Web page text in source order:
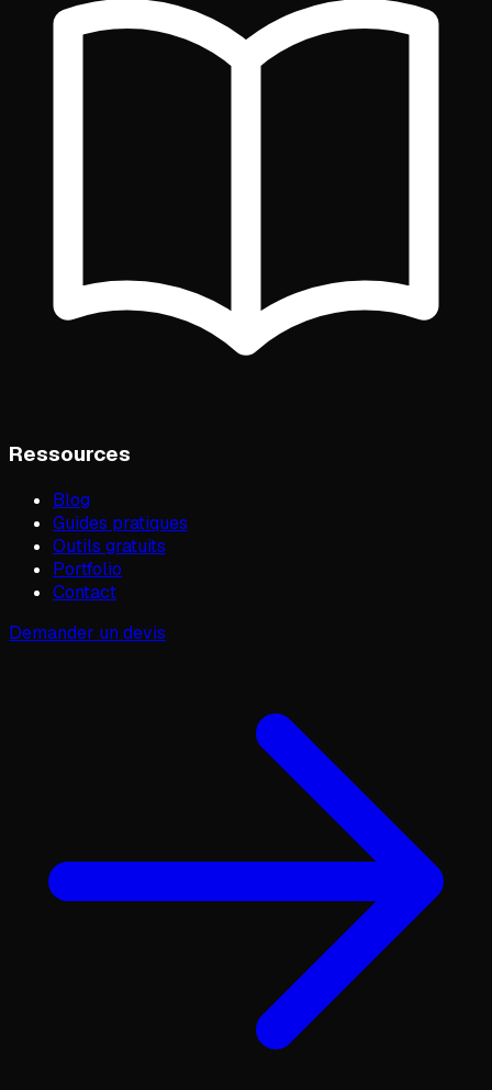
Ressources
Blog
Guides pratiques
Outils gratuits
Portfolio
Contact
Demander un devis